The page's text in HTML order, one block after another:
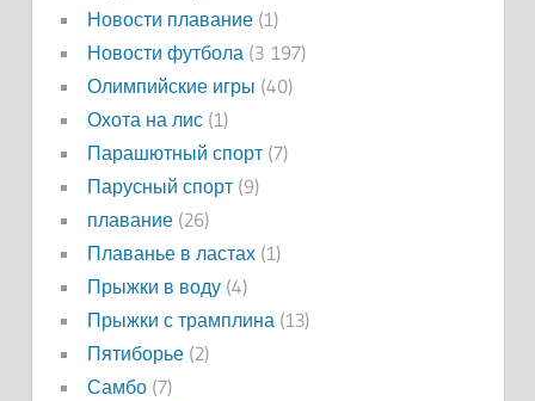
Новости плавание(1)
Новости футбола(3 197)
Олимпийские игры (40)
Охота на лис(1)
Парашютный спорт(7)
Парусный спорт(9)
плавание(26)
Плаванье в ластах(1)
Прыжки в воду(4)
Прыжки с трамплина(13)
Пятиборье(2)
Самбо(7)